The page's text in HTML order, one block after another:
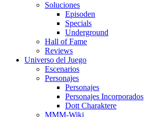
Soluciones
Episoden
Specials
Underground
Hall of Fame
Reviews
Universo del Juego
Escenarios
Personajes
Personajes
Personajes Incorporados
Dott Charaktere
MMM-Wiki